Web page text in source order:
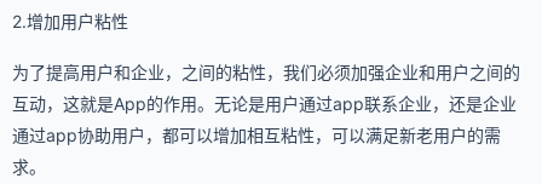
2.增加用户粘性
为了提高用户和企业，之间的粘性，我们必须加强企业和用户之间的
互动，这就是App的作用。无论是用户通过app联系企业，还是企业
通过app协助用户，都可以增加相互粘性，可以满足新老用户的需
求。